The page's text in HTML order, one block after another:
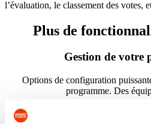
l’évaluation, le classement des votes,
Plus de
Gestion de votre
Options de configuration
programme. Des